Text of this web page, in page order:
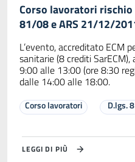
Corso lavoratori
81/08 e ARS 21/12/
L’evento, accreditato ECM
sanitarie (8 crediti
9:00 alle 13:00 (ore 8:30
dalle 14:00 alle 18:00.
Corso lavoratori D.lgs.
LEGGI DI PIÙ